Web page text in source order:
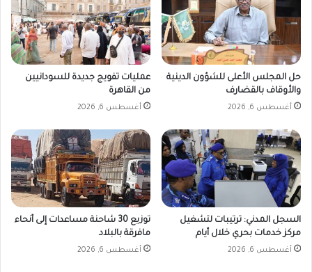
حل المجلس الأعلى للشؤون الدينية
والأوقاف بالقضارف
أغسطس 6, 2026
عمليات تفويج جديدة للسودانيين
من القاهرة
أغسطس 6, 2026
السجل المدني: ترتيبات لتشغيل
مركز خدمات بحري خلال أيام
أغسطس 6, 2026
توزيع 30 شاحنة مساعدات إلى أنحاء
مافرقة بالبلاد
أغسطس 6, 2026